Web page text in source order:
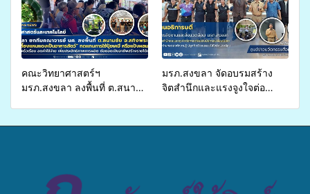
สืบสานประเพณีแห่งศรัทธา
คณะวิทยาศาสตร์ฯ
มรภ.สงขลา ลงพื้นที่ ต.สนาม
มรภ.สงขลา จัดอบรมสร้าง
จิตสำนึกและแรงจูงใจต่อ